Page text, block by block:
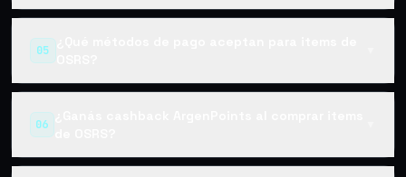
05
¿Qué métodos de pago aceptan para items de
OSRS?
06
¿Ganás cashback ArgenPoints al comprar items
de OSRS?